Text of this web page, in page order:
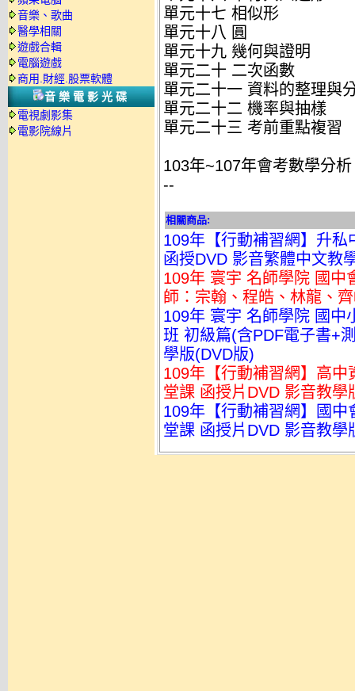
音樂、歌曲
醫學相關
遊戲合輯
電腦遊戲
商用.財經.股票軟體
音樂電影光碟
電視劇影集
電影院線片
單元十七 相似形
單元十八 圓
單元十九 幾何與證明
單元二十 二次函數
單元二十一 資料的整理與
單元二十二 機率與抽樣
單元二十三 考前重點複習
103年~107年會考數學分析
--
相關商品:
109年【行動補習網】升
函授DVD 影音繁體中文教
109年 寰宇 名師學院 國中
師：宗翰、程皓、林龍、
109年 寰宇 名師學院 國中
班 初級篇(含PDF電子書+
學版(DVD版)
109年【行動補習網】高
堂課 函授片DVD 影音教學
109年【行動補習網】國
堂課 函授片DVD 影音教學